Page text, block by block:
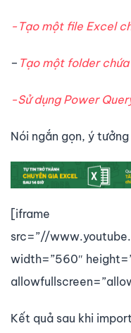
-Tạo một file Excel
– Tạo một folder
-Sử dụng Power
Nói ngắn gọn, ý
[iframe
src=”//
width=”560″
Kết quả sau khi